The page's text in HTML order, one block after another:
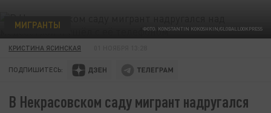
ФОТО: KONSTANTIN KOKOSHKIN/GLOBALLOOKPRESS
МИГРАНТЫ
КРИСТИНА ЯСИНСКАЯ
ПОДПИШИТЕСЬ:
В Некрасовском саду мигрант надругался